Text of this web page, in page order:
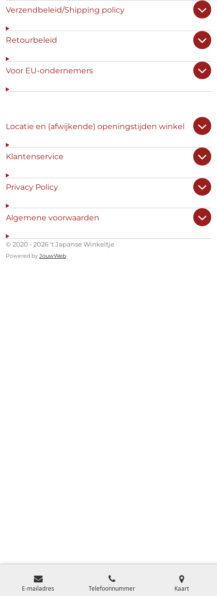
Verzendbeleid/Shipping policy
Retourbeleid
Voor EU-ondernemers
Locatie en (afwijkende) openingstijden winkel
Klantenservice
Privacy Policy
Algemene voorwaarden
© 2020 - 2026 't Japanse Winkeltje
Powered by JouwWeb
E-mailadres Telefoonnummer Kaart